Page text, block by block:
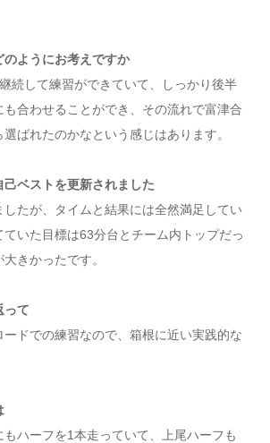
のようにお考えですか
続して練習ができていて、しっかり後半
も合わせることができ、その流れで富津合
ばれたのかなという感じはあります。
ベストを更新されました
したが、タイムと結果には全然満足してい
いた目標は63分台とチーム内トップだっ
きかったです。
って
ドでの練習なので、箱根に近い実践的な
もハーフを1本走っていて、上尾ハーフも